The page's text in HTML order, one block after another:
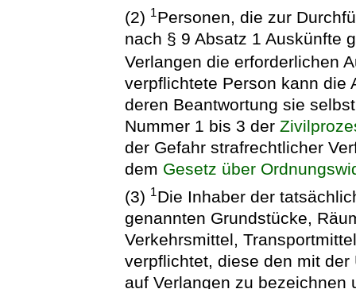
(2) 1Personen, die zur
nach § 9 Absatz 1 Auskünfte
Verlangen die erforderlichen
verpflichtete Person kann die
deren Beantwortung sie
Nummer 1 bis 3 der
der Gefahr strafrechtlicher
dem Gesetz über
(3) 1Die Inhaber der
genannten Grundstücke,
Verkehrsmittel,
verpflichtet, diese den mit
auf Verlangen zu bezeichnen